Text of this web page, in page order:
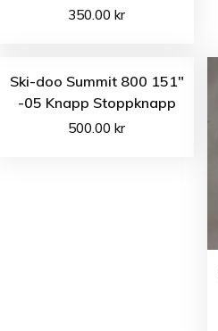
350.00kr
Ski-doo Summit 800 151″
-05 Knapp Stoppknapp
500.00kr